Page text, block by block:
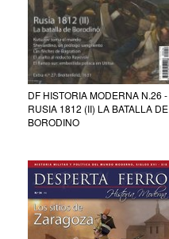
DF HISTORIA MODERNA N.26 -
RUSIA 1812 (II) LA BATALLA DE
BORODINO